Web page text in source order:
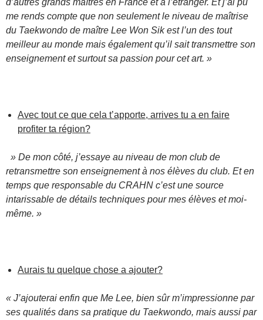
me rends compte que non seulement le niveau de maîtrise
du Taekwondo de maître Lee Won Sik est l’un des tout
meilleur au monde mais également qu’il sait transmettre son
enseignement et surtout sa passion pour cet art. »
Avec tout ce que cela t’apporte, arrives tu a en faire
profiter ta région?
» De mon côté, j’essaye au niveau de mon club de
retransmettre son enseignement à nos élèves du club. Et en
temps que responsable du CRAHN c’est une source
intarissable de détails techniques pour mes élèves et moi-
même. »
Aurais tu quelque chose a ajouter?
« J’ajouterai enfin que Me Lee, bien sûr m’impressionne par
ses qualités dans sa pratique du Taekwondo, mais aussi par